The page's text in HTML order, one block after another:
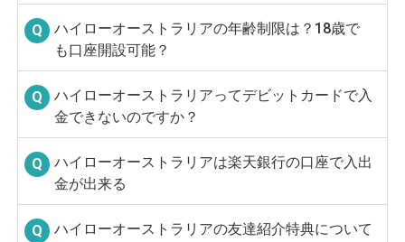
ハイローオーストラリアの年齢制限は？18歳で
も口座開設可能？
ハイローオーストラリアってデビットカードで入
金できないのですか？
ハイローオーストラリアは楽天銀行の口座で入出
金が出来る
ハイローオーストラリアの友達紹介特典について